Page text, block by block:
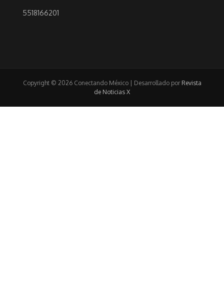
5518166201
Copyright © 2026 Conectando México | Desarrollado por Revista
de Noticias X